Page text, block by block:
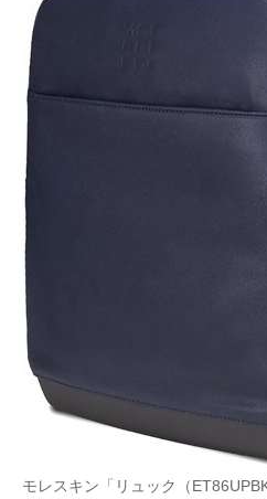
モレスキン「リュック（